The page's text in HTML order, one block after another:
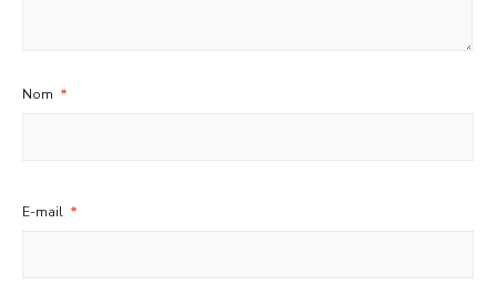
Nom *
E-mail *